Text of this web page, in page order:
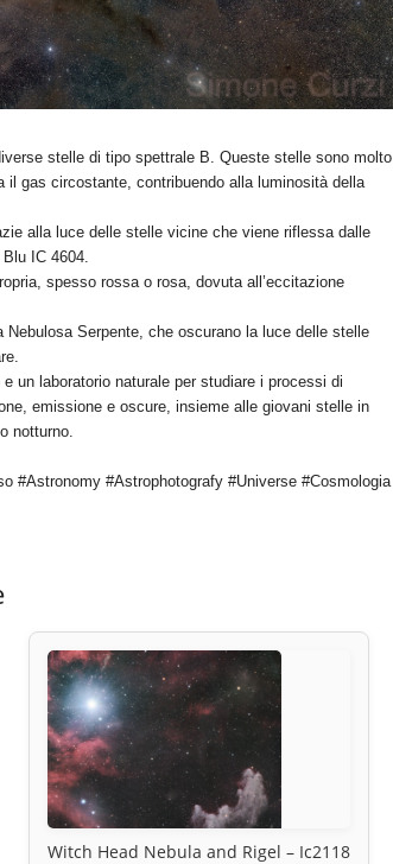
stelle di tipo spettrale B. Queste stelle sono molto
gas circostante, contribuendo alla luminosità della
alla luce delle stelle vicine che viene riflessa dalle
IC 4604.
spesso rossa o rosa, dovuta all’eccitazione
Serpente, che oscurano la luce delle stelle
un laboratorio naturale per studiare i processi di
emissione e oscure, insieme alle giovani stelle in
notturno.
#Astronomy #Astrophotografy #Universe #Cosmologia
Witch Head Nebula and Rigel – Ic2118